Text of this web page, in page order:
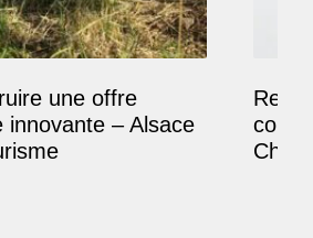
une offre
innovante – Alsace